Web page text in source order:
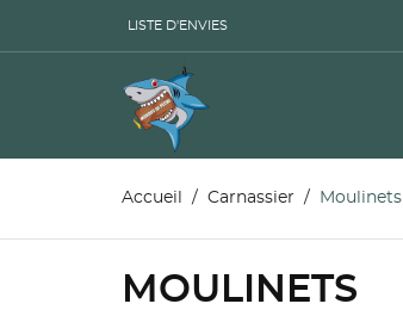
LISTE D'ENVIES
Accueil Carnassier Moulinets
MOULINETS